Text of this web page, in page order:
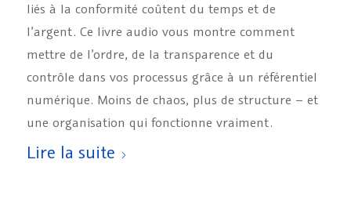
liés à la conformité coûtent du temps et de
l’argent. Ce livre audio vous montre comment
mettre de l’ordre, de la transparence et du
contrôle dans vos processus grâce à un référentiel
numérique. Moins de chaos, plus de structure – et
une organisation qui fonctionne vraiment.
Lire la suite